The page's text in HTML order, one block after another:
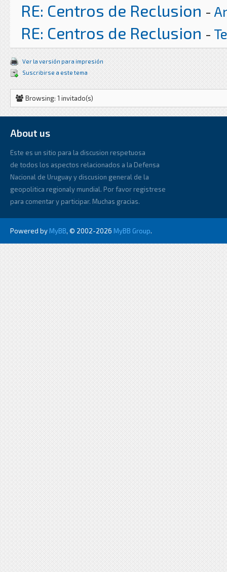
RE: Centros de Reclusion -
RE: Centros de Reclusion -
Ver la versión para impresión
Suscribirse a este tema
Browsing: 1 invitado(s)
About us
Este es un sitio para la discusion respetuosa
de todos los aspectos relacionados a la Defensa
Nacional de Uruguay y discusion general de la
geopolitica regionaly mundial. Por favor registrese
para comentar y participar. Muchas gracias.
Powered by MyBB, © 2002-2026 MyBB Group.